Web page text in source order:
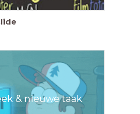
& nieuwe taak